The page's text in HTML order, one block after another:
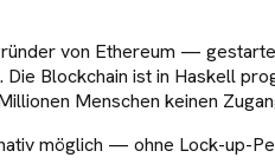
von Ethereum —
Blockchain ist in Haskell
Menschen keinen
möglich — ohne Lock-